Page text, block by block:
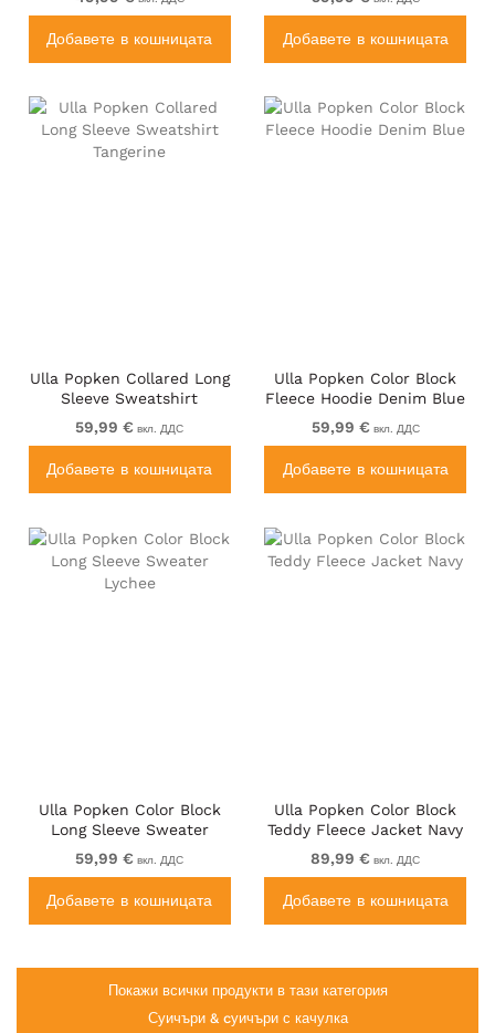
Добавете в кошницата Добавете в кошницата
Ulla Popken Collared Long
Sleeve Sweatshirt
Tangerine
59,99 € вкл. ДДС
Добавете в кошницата
Ulla Popken Color Block
Fleece Hoodie Denim Blue
59,99 € вкл. ДДС
Добавете в кошницата
Ulla Popken Color Block
Long Sleeve Sweater
Lychee
59,99 € вкл. ДДС
Добавете в кошницата
Ulla Popken Color Block
Teddy Fleece Jacket Navy
89,99 € вкл. ДДС
Добавете в кошницата
Покажи всички продукти в тази категория
Суичъри & cуичъри с качулка